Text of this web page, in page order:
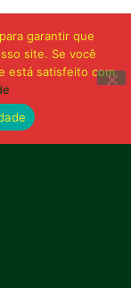
Castelão
garantir que
site. Se você
está satisfeito com